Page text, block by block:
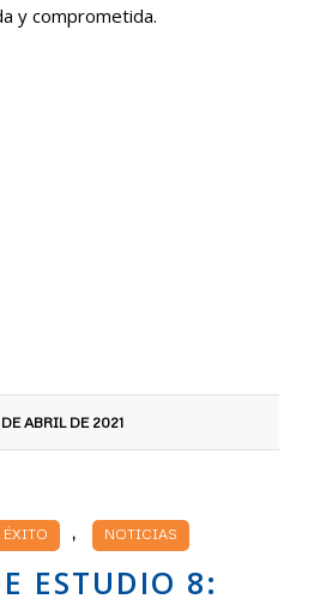
y comprometida.
ABRIL DE 2021
ÉXITO , NOTICIAS
ESTUDIO 8: